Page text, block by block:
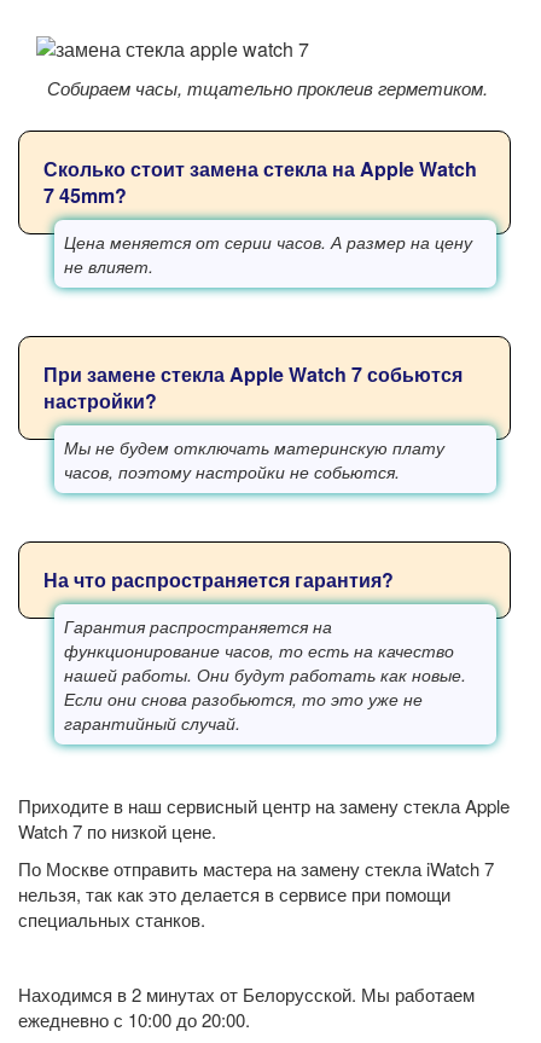
Собираем часы, тщательно проклеив герметиком.
Сколько стоит замена стекла на Apple Watch
7 45mm?
Цена меняется от серии часов. А размер на цену
не влияет.
При замене стекла Apple Watch 7 собьются
настройки?
Мы не будем отключать материнскую плату
часов, поэтому настройки не собьются.
На что распространяется гарантия?
Гарантия распространяется на
функционирование часов, то есть на качество
нашей работы. Они будут работать как новые.
Если они снова разобьются, то это уже не
гарантийный случай.
Приходите в наш сервисный центр на замену стекла Apple
Watch 7 по низкой цене.
По Москве отправить мастера на замену стекла iWatch 7
нельзя, так как это делается в сервисе при помощи
специальных станков.
Находимся в 2 минутах от Белорусской. Мы работаем
ежедневно с 10:00 до 20:00.